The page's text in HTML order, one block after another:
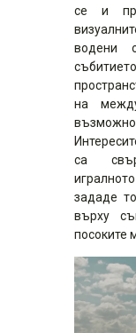
се и
водени
на
са
зададе
върху
посоките